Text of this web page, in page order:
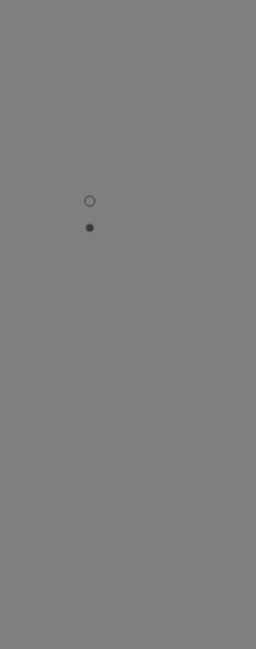
BLEU DE CHANEL -
BLEU DE CHANEL -